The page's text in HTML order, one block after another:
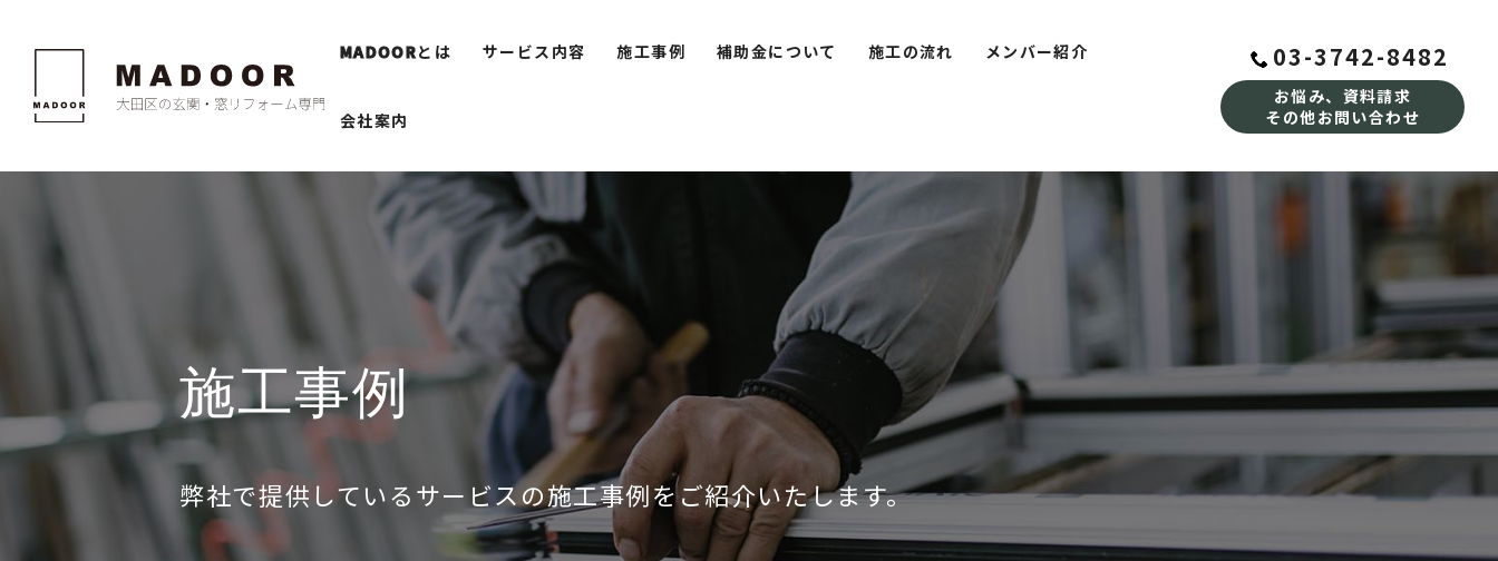
MADOORとは サービス内容 施工事例 補助金について 施工の流れ メンバー紹介
会社案内
03-3742-8482
お悩み、資料請求
その他お問い合わせ
施工事例
弊社で提供しているサービスの施工事例をご紹介いたします。